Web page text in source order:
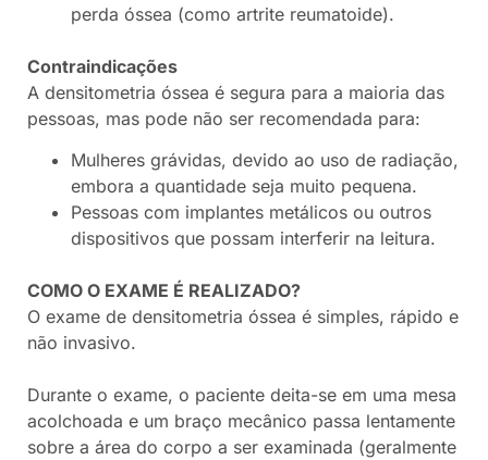
perda óssea (como artrite reumatoide).
Contraindicações
A densitometria óssea é segura para a maioria das
pessoas, mas pode não ser recomendada para:
Mulheres grávidas, devido ao uso de radiação,
embora a quantidade seja muito pequena.
Pessoas com implantes metálicos ou outros
dispositivos que possam interferir na leitura.
COMO O EXAME É REALIZADO?
O exame de densitometria óssea é simples, rápido e
não invasivo.
Durante o exame, o paciente deita-se em uma mesa
acolchoada e um braço mecânico passa lentamente
sobre a área do corpo a ser examinada (geralmente